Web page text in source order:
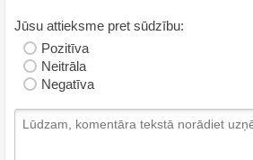
Jūsu attieksme pret sūdzību:
Pozitīva
Neitrāla
Negatīva